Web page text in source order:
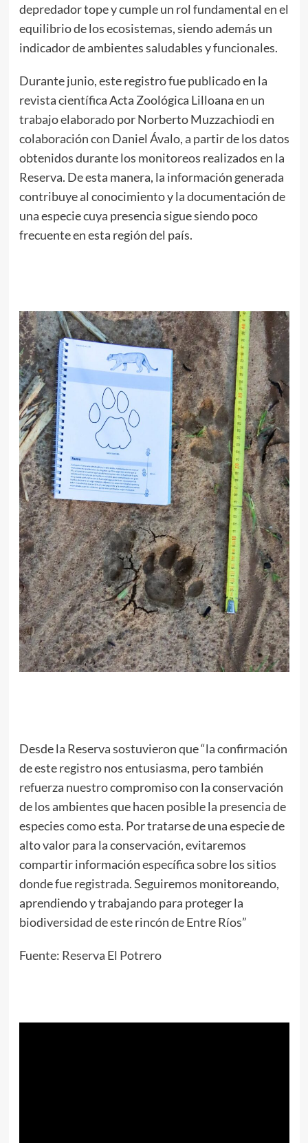
depredador tope y cumple un rol fundamental en el
equilibrio de los ecosistemas, siendo además un
indicador de ambientes saludables y funcionales.
Durante junio, este registro fue publicado en la
revista científica Acta Zoológica Lilloana en un
trabajo elaborado por Norberto Muzzachiodi en
colaboración con Daniel Ávalo, a partir de los datos
obtenidos durante los monitoreos realizados en la
Reserva. De esta manera, la información generada
contribuye al conocimiento y la documentación de
una especie cuya presencia sigue siendo poco
frecuente en esta región del país.
Desde la Reserva sostuvieron que “la confirmación
de este registro nos entusiasma, pero también
refuerza nuestro compromiso con la conservación
de los ambientes que hacen posible la presencia de
especies como esta. Por tratarse de una especie de
alto valor para la conservación, evitaremos
compartir información específica sobre los sitios
donde fue registrada. Seguiremos monitoreando,
aprendiendo y trabajando para proteger la
biodiversidad de este rincón de Entre Ríos”
Fuente: Reserva El Potrero